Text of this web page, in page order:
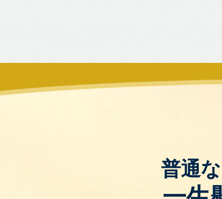
普通